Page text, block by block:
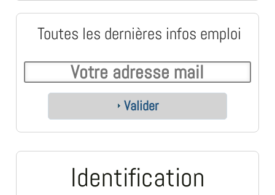
Toutes les dernières infos emploi
Valider
Identification